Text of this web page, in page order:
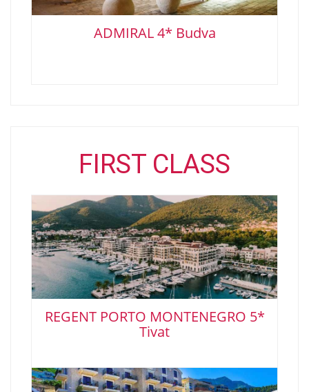
ADMIRAL 4* Budva
FIRST CLASS
REGENT PORTO MONTENEGRO 5*
Tivat